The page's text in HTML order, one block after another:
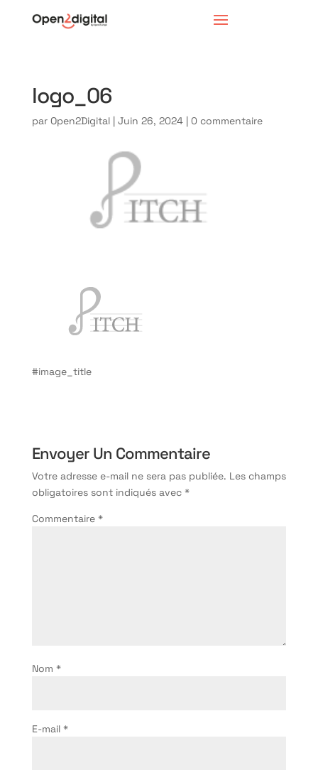
logo_06
par Open2Digital| Juin 26, 2024| 0 commentaire
#image_title
Envoyer Un Commentaire
Votre adresse e-mail ne sera pas publiée. Les champs
obligatoires sont indiqués avec *
Commentaire *
Nom *
E-mail *